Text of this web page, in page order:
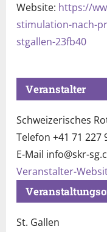
Website: https://
stimulation-nach-
stgallen-23fb40
St. Gallen
Veranstalter
Schweizerisches
Telefon+41 71 227
E-Mail info@skr-
Veranstalter-